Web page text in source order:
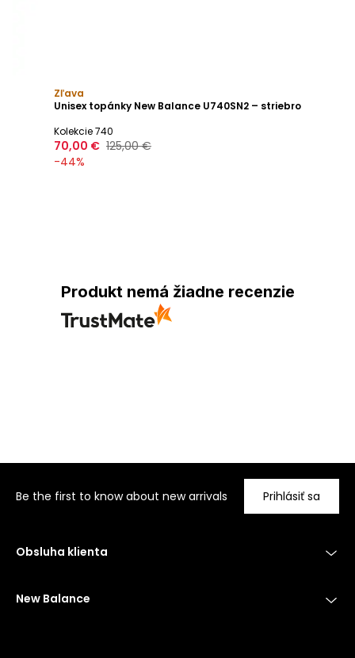
Zľava
Unisex topánky New Balance U740SN2 – striebro
Kolekcie 740
70,00 € 125,00 €
-44%
Produkt nemá žiadne recenzie
Be the first to know about new arrivals Prihlásiť sa
Obsluha klienta
New Balance